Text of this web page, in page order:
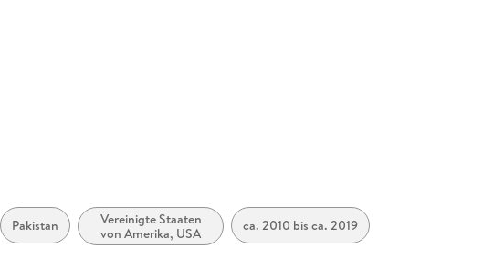
Pakistan
Vereinigte Staaten
von Amerika, USA
ca. 2010 bis ca. 2019